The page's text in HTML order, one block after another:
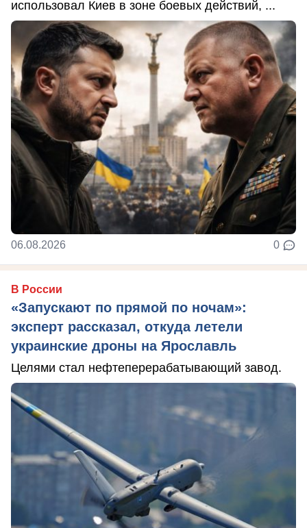
использовал Киев в зоне боевых действий, ...
06.08.2026 0
В России
«Запускают по прямой по ночам»:
эксперт рассказал, откуда летели
украинские дроны на Ярославль
Целями стал нефтеперерабатывающий завод.